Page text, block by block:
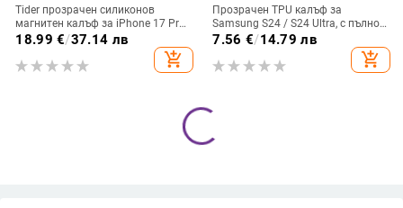
Tider прозрачен силиконов
магнитен калъф за iPhone 17 Pro
Max, защита срещу падане,
18.99 €/37.14 лв
add_shopping_cart
Прозрачен TPU калъф за
Samsung S24 / S24 Ultra, с пълно
покритие и защита на камерата
7.56 €/14.79 лв
add_shopping_cart